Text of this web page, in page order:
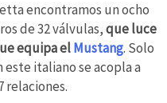
encontramos un ocho
de 32 válvulas,que luce
equipa elMustang. Solo
italiano se acopla a
relaciones.